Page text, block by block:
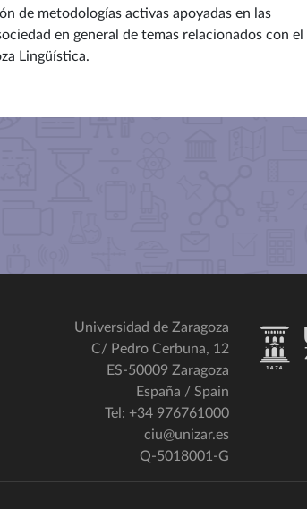
de metodologías activas apoyadas en las
en general de temas relacionados con el
Lingüística.
Universidad de Zaragoza
C/ Pedro Cerbuna, 12
ES-50009 Zaragoza
España / Spain
Tel: +34 976761000
ciu@unizar.es
Q-5018001-G